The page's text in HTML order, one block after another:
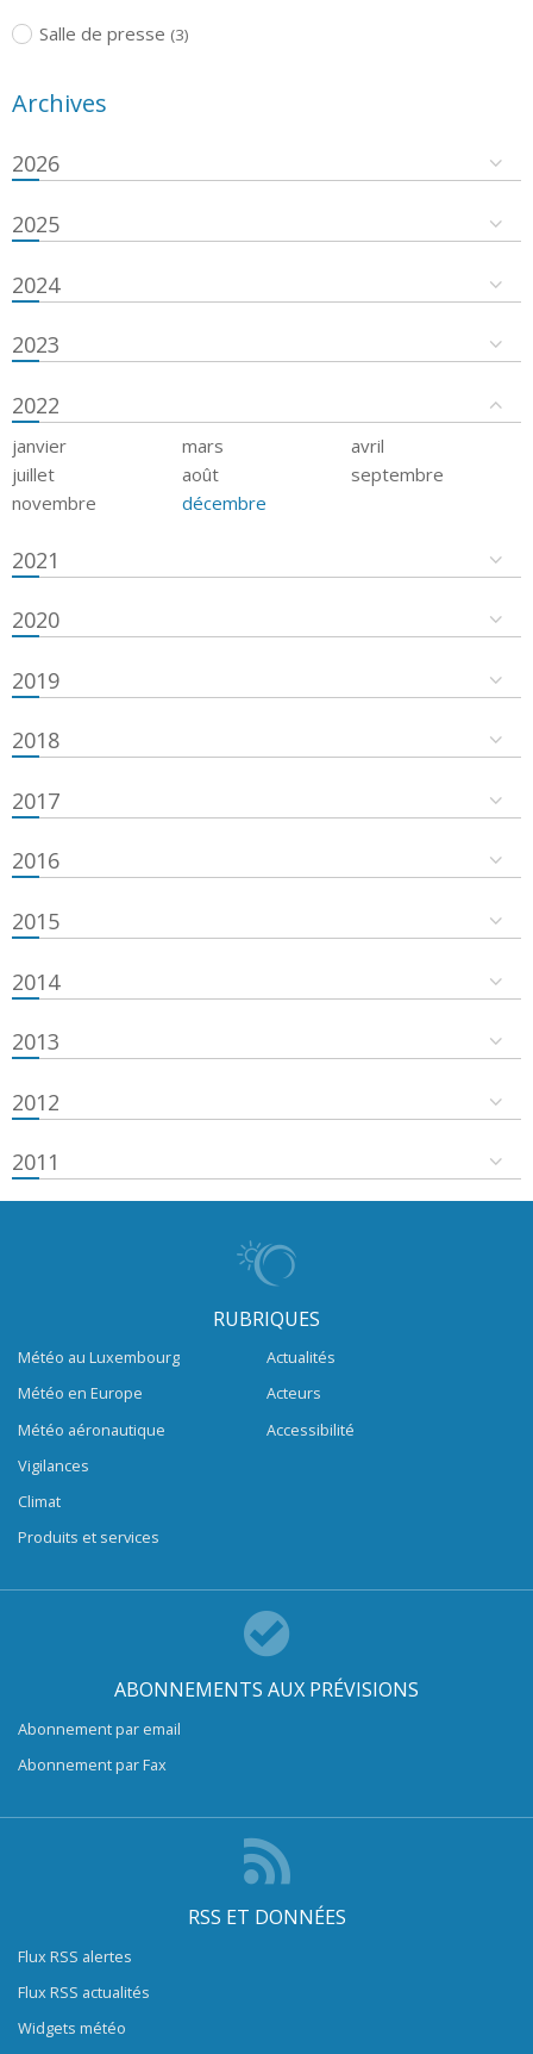
Salle de presse (3)
Archives
2026
2025
2024
2023
2022
janvier mars
avril
juillet
août
septembre
novembre
décembre
2021
2020
2019
2018
2017
2016
2015
2014
2013
2012
2011
RUBRIQUES
Météo au Luxembourg
Météo en Europe
Météo aéronautique
Vigilances
Climat
Produits et services
Actualités
Acteurs
Accessibilité
ABONNEMENTS AUX PRÉVISIONS
Abonnement par email
Abonnement par Fax
RSS ET DONNÉES
Flux RSS alertes
Flux RSS actualités
Widgets météo